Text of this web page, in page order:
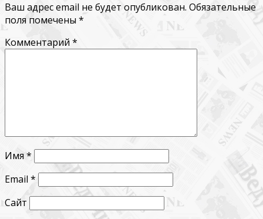
Ваш адрес email не будет опубликован. Обязательные
поля помечены *
Комментарий *
Имя*
Email *
Сайт